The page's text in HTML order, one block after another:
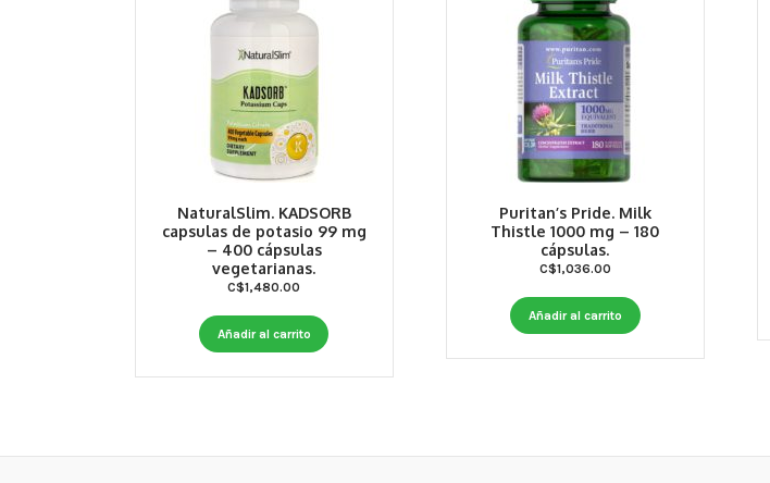
NaturalSlim. KADSORB
capsulas de potasio 99 mg
– 400 cápsulas
vegetarianas.
C$1,480.00
Añadir al carrito
Puritan’s Pride. Milk
Thistle 1000 mg – 180
cápsulas.
C$1,036.00
Añadir al carrito